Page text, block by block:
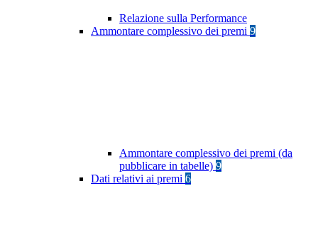
Relazione sulla Performance
Ammontare complessivo dei premi 9
Ammontare complessivo dei premi (da
pubblicare in tabelle) 9
Dati relativi ai premi 6